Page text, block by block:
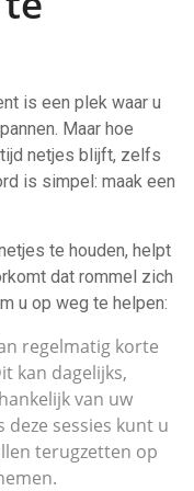
is een plek waar u
Maar hoe
netjes blijft, zelfs
is simpel: maak een
te houden, helpt
dat rommel zich
u op weg te helpen:
regelmatig korte
kan dagelijks,
van uw
sessies kunt u
terugzetten op